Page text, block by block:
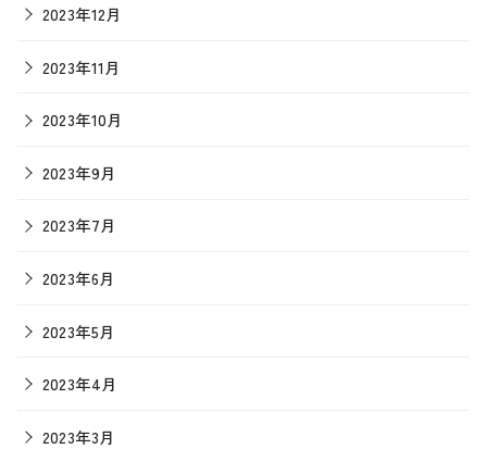
2023年12月
2023年11月
2023年10月
2023年9月
2023年7月
2023年6月
2023年5月
2023年4月
2023年3月